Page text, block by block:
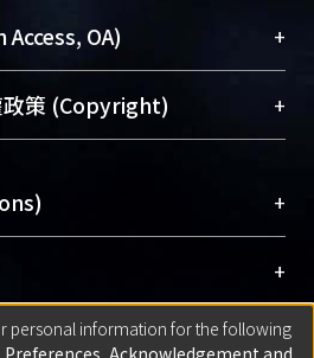
and promote researcher
works, Library integrates the
with “Academic
OA) +
度提升資訊取用性的社會運
是透過將研究著作公開供使
速研究發展、提升研究影響
選深入了解OA）
政策 (Copyright) +
匯入者所有，或由第三方贊
認該版權所有者及第三方同
the submission is your
you have the right to
+
Guide)
Manual)
Service)
+
算機中心帳號登入
+
personal information for the following
Acknowledgement and